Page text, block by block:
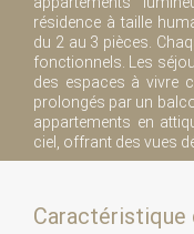
résidence à taille
du 2 au 3 pièces.
fonctionnels. Les
des espaces à vivre
prolongés par un
appartements en
ciel, offrant des vues
Caractéristique